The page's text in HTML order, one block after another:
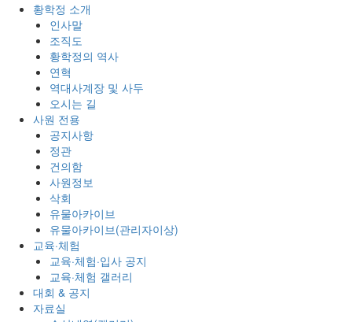
황학정 소개
인사말
조직도
황학정의 역사
연혁
역대사계장 및 사두
오시는 길
사원 전용
공지사항
정관
건의함
사원정보
삭회
유물아카이브
유물아카이브(관리자이상)
교육·체험
교육·체험·입사 공지
교육·체험 갤러리
대회 & 공지
자료실